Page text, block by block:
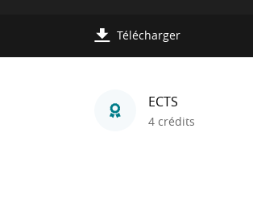
Télécharger
ECTS
4 crédits